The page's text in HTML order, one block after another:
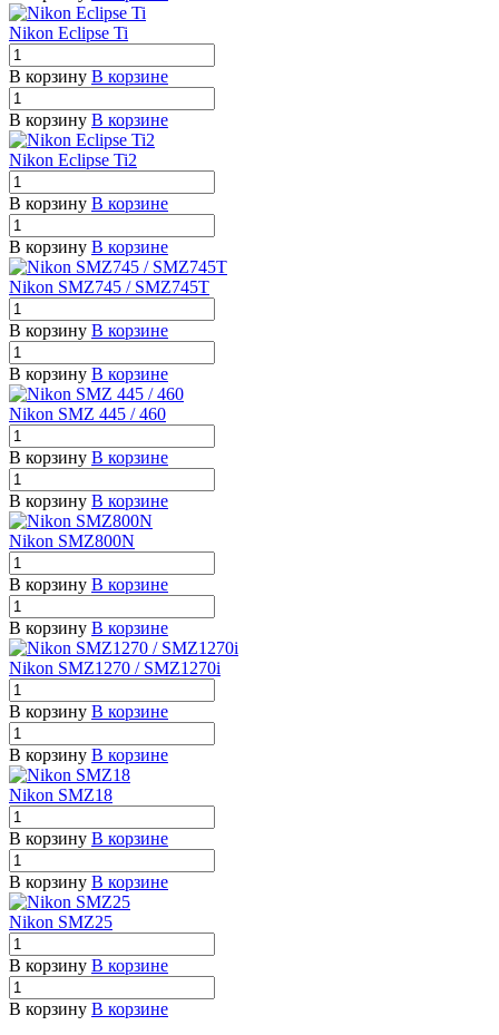
Nikon Eclipse Ti
В корзину В корзине
В корзину В корзине
Nikon Eclipse Ti2
В корзину В корзине
В корзину В корзине
Nikon SMZ745 / SMZ745T
В корзину В корзине
В корзину В корзине
Nikon SMZ 445 / 460
В корзину В корзине
В корзину В корзине
Nikon SMZ800N
В корзину В корзине
В корзину В корзине
Nikon SMZ1270 / SMZ1270i
В корзину В корзине
В корзину В корзине
Nikon SMZ18
В корзину В корзине
В корзину В корзине
Nikon SMZ25
В корзину В корзине
В корзину В корзине